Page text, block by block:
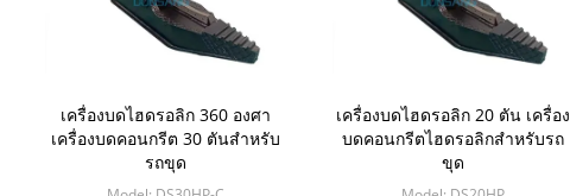
เครื่องบดไฮดรอลิก 360 องศา
เครื่องบดคอนกรีต 30 ตันสำหรับ
รถขุด
เครื่องบดไฮดรอลิก 20 ตัน เครื่อง
บดคอนกรีตไฮดรอลิกสำหรับรถ
ขุด